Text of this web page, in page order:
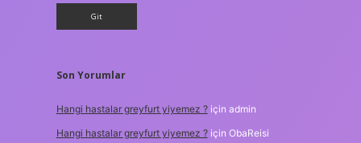
Son Yorumlar
Hangi hastalar greyfurt yiyemez ?için admin
Hangi hastalar greyfurt yiyemez ?için ObaReisi